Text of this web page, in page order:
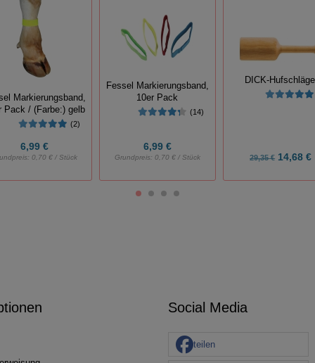
Markierungsband,
Pack / (Farbe:) gelb
(2)
6,99 €
0,70 € / Stück
Fessel Markierungsband,
10er Pack
(14)
6,99 €
Grundpreis: 0,70 € / Stück
DICK-
29,35 € 14,68 €
Social Media
teilen